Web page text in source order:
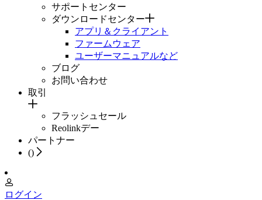
サポートセンター
ダウンロードセンター
アプリ＆クライアント
ファームウェア
ユーザーマニュアルなど
ブログ
お問い合わせ
取引
フラッシュセール
Reolinkデー
パートナー
()
ログイン